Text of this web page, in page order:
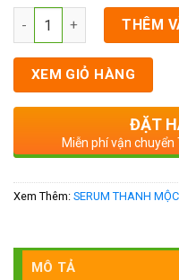
Số lượng THÊM
XEM GIỎ HÀNG
ĐẶT
Miễn phí vận chuyển
Xem Thêm: SERUM THANH
MÔ TẢ